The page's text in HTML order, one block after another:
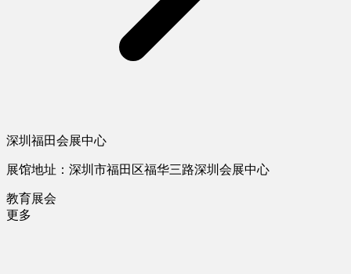
深圳福田会展中心
展馆地址：深圳市福田区福华三路深圳会展中心
教育展会
更多